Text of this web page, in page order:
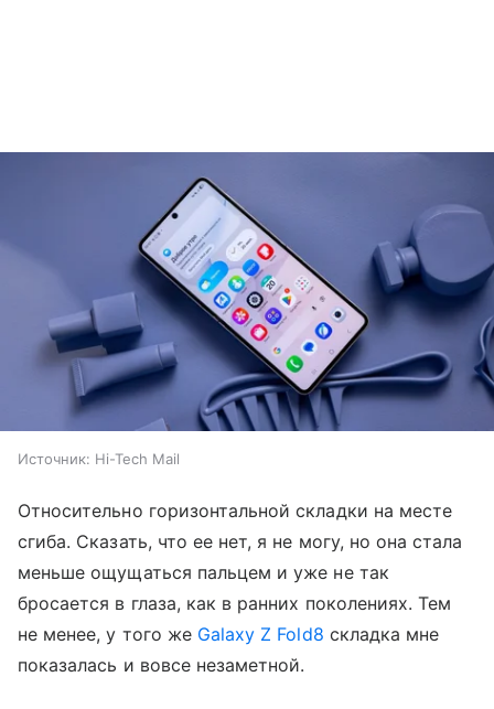
Источник: Hi-Tech Mail
Относительно горизонтальной складки на месте
сгиба. Сказать, что ее нет, я не могу, но она стала
меньше ощущаться пальцем и уже не так
бросается в глаза, как в ранних поколениях. Тем
не менее, у того же Galaxy Z Fold8 складка мне
показалась и вовсе незаметной.